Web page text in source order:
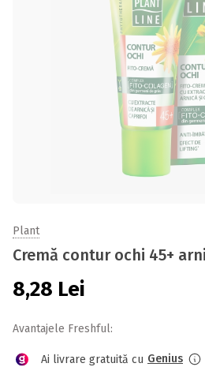
Plant
Cremă contur ochi 45+
8,28 Lei
Avantajele Freshful:
Ai livrare gratuită cu Genius